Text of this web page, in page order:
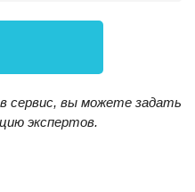
сервис, вы можете задать
экспертов.